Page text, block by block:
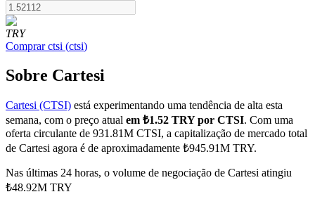
Futuros COIN-M
Futuros de criptomoeda
TradFi
TRY
Comprar ctsi (ctsi)
Sobre Cartesi
Cartesi (CTSI) está experimentando uma tendência de alta esta
semana, com o preço atual em ₺1.52 TRY por CTSI. Com uma
oferta circulante de 931.81M CTSI, a capitalização de mercado total
de Cartesi agora é de aproximadamente ₺945.91M TRY.
Nas últimas 24 horas, o volume de negociação de Cartesi atingiu
₺48.92M TRY